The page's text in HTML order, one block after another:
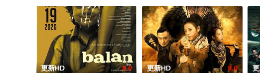
更新HD 9.0 更新HD 9.0